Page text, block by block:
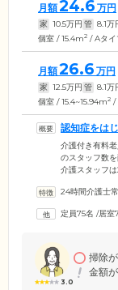
月額24.6 万円
家 10.5万円 管 8.1万
個室 / 15.4m2 / Aタイ
月額26.6 万円
家 12.5万円 管 8.1万
個室 / 15.4~15.94m2 /
認知症をは
介護付き有料
のスタッフ数
介護スタッフ
室も行ってい
理を行いみな
24時間介護士
定員75名 /居室
3.0
掃除
金額